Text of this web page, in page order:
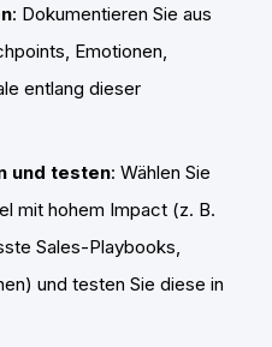
: Dokumentieren Sie aus
Emotionen,
entlang dieser
und testen: Wählen Sie
mit hohem Impact (z. B.
Sales-Playbooks,
und testen Sie diese in